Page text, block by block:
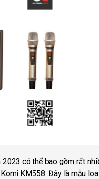
2023 có thể bao gồm rất
KM558. Đây là mẫu